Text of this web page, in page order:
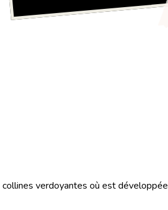
verdoyantes où est